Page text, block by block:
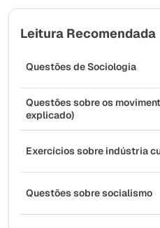
Leitura Recomendada
Questões de Sociologia
Questões sobre os
explicado)
Exercícios sobre indústria
Questões sobre socialismo